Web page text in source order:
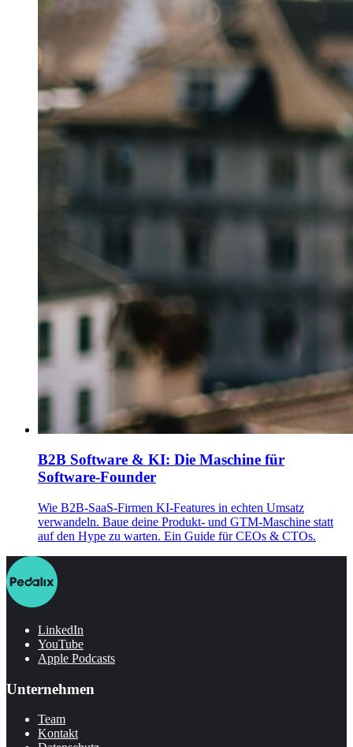
B2B Software & KI: Die Maschine für
Software-Founder
Wie B2B-SaaS-Firmen KI-Features in echten Umsatz
verwandeln. Baue deine Produkt- und GTM-Maschine statt
auf den Hype zu warten. Ein Guide für CEOs & CTOs.
LinkedIn
YouTube
Apple Podcasts
Unternehmen
Team
Kontakt